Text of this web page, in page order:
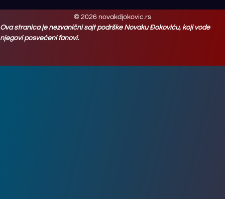
© 2026 novakdjokovic.rs
Ova stranica je nezvanični sajt podrške Novaku Đokoviću, koji vode
njegovi posvećeni fanovi.